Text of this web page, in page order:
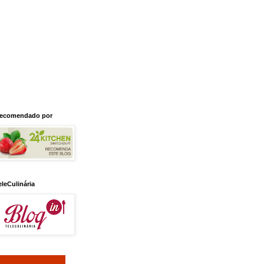
por